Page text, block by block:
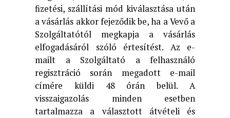
fizetési, szállítási mód kiválasztása után
a vásárlás akkor fejeződik be, ha a Vevő a
Szolgáltatótól megkapja a vásárlás
elfogadásáról szóló értesítést. Az e-
mailt a Szolgáltató a felhasználó
regisztráció során megadott e-mail
címére küldi 48 órán belül. A
visszaigazolás minden esetben
tartalmazza a választott átvételi és